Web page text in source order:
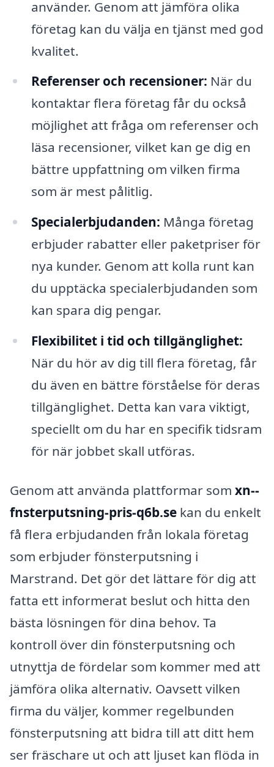
använder. Genom att jämföra olika
företag kan du välja en tjänst med god
kvalitet.
Referenser och recensioner: När du
kontaktar flera företag får du också
möjlighet att fråga om referenser och
läsa recensioner, vilket kan ge dig en
bättre uppfattning om vilken firma
som är mest pålitlig.
Specialerbjudanden: Många företag
erbjuder rabatter eller paketpriser för
nya kunder. Genom att kolla runt kan
du upptäcka specialerbjudanden som
kan spara dig pengar.
Flexibilitet i tid och tillgänglighet:
När du hör av dig till flera företag, får
du även en bättre förståelse för deras
tillgänglighet. Detta kan vara viktigt,
speciellt om du har en specifik tidsram
för när jobbet skall utföras.
Genom att använda plattformar som xn--
fnsterputsning-pris-q6b.se kan du enkelt
få flera erbjudanden från lokala företag
som erbjuder fönsterputsning i
Marstrand. Det gör det lättare för dig att
fatta ett informerat beslut och hitta den
bästa lösningen för dina behov. Ta
kontroll över din fönsterputsning och
utnyttja de fördelar som kommer med att
jämföra olika alternativ. Oavsett vilken
firma du väljer, kommer regelbunden
fönsterputsning att bidra till att ditt hem
ser fräschare ut och att ljuset kan flöda in